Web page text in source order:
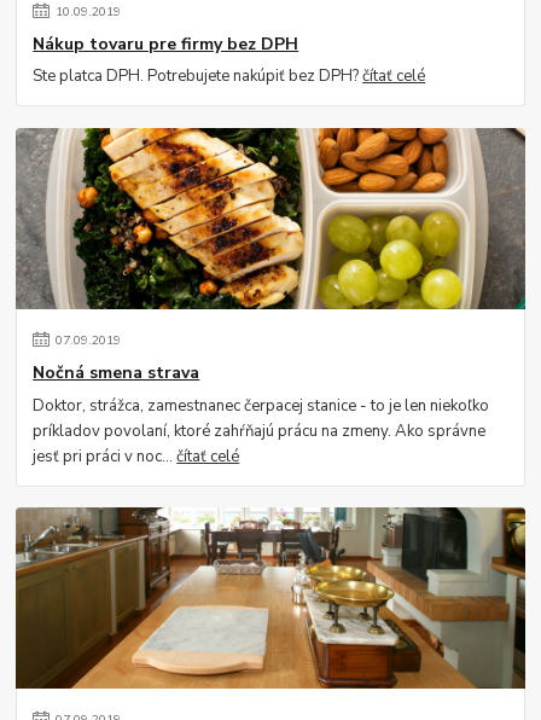
10.09.2019
Nákup tovaru pre firmy bez DPH
Ste platca DPH. Potrebujete nakúpiť bez DPH?čítať celé
07.09.2019
Nočná smena strava
Doktor, strážca, zamestnanec čerpacej stanice - to je len niekoľko
príkladov povolaní, ktoré zahŕňajú prácu na zmeny. Ako správne
jesť pri práci v noc...čítať celé